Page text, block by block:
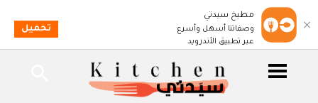
مطبخ سيدتي
وصفاتنا أسهل وأسرع
عبر تطبيق الأندرويد
تحميل